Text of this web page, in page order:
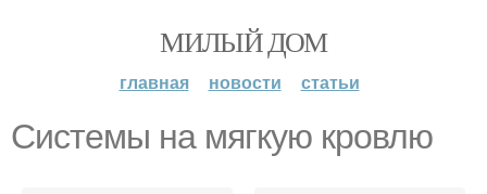
МИЛЫЙ ДОМ
главная новости статьи
Системы на мягкую кровлю